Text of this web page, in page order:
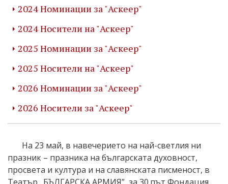
2024 Номинации за "Аскеер"
2024 Носители на "Аскеер"
2025 Номинации за "Аскеер"
2025 Носители на "Аскеер"
2026 Номинации за "Аскеер"
2026 Носители за "Аскеер"
На 23 май, в навечерието на най-светлия ни
празник – празника на българската духовност,
просвета и култура и на славянската писменост, в